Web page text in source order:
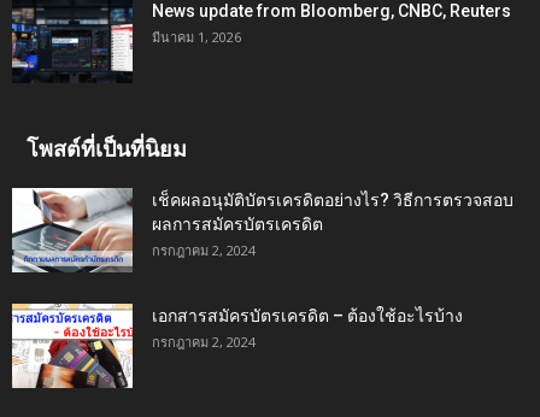
News update from Bloomberg, CNBC, Reuters
มีนาคม 1, 2026
โพสต์ที่เป็นที่นิยม
เช็คผลอนุมัติบัตรเครดิตอย่างไร? วิธีการตรวจสอบ
ผลการสมัครบัตรเครดิต
กรกฎาคม 2, 2024
เอกสารสมัครบัตรเครดิต – ต้องใช้อะไรบ้าง
กรกฎาคม 2, 2024